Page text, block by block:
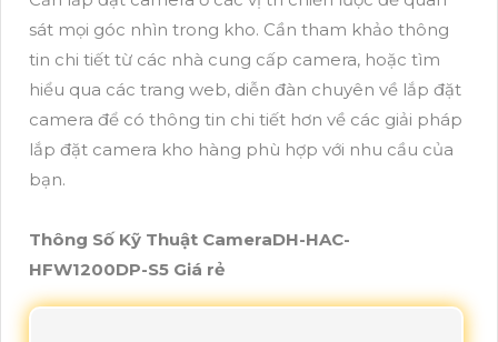
sát mọi góc nhìn trong kho. Cần tham khảo thông
tin chi tiết từ các nhà cung cấp camera, hoặc tìm
hiểu qua các trang web, diễn đàn chuyên về lắp đặt
camera để có thông tin chi tiết hơn về các giải pháp
lắp đặt camera kho hàng phù hợp với nhu cầu của
bạn.
Thông Số Kỹ Thuật CameraDH-HAC-
HFW1200DP-S5 Giá rẻ